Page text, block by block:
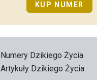
KUP NUMER
Numery Dzikiego Życia
Artykuły Dzikiego Życia